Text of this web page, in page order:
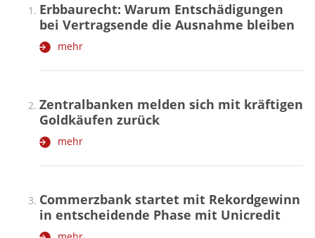
Erbbaurecht: Warum Entschädigungen
bei Vertragsende die Ausnahme bleiben
mehr
Zentralbanken melden sich mit kräftigen
Goldkäufen zurück
mehr
Commerzbank startet mit Rekordgewinn
in entscheidende Phase mit Unicredit